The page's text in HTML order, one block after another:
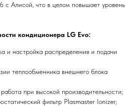
с Алисой, что в целом повышает уровень
кондиционера LG Evo:
и настройка распределения и подачи
теплообменника внешнего блока
при высокой производительности;
фильтр Plasmaster Ionizer;
или